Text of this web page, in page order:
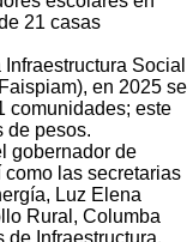
21 casas
Social
en 2025 se
comunidades; este
de pesos.
gobernador de
las secretarias
Luz Elena
Rural, Columba
de Infraestructura,